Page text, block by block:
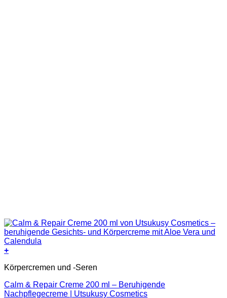
+
Körpercremen und -Seren
Calm & Repair Creme 200 ml – Beruhigende
Nachpflegecreme | Utsukusy Cosmetics